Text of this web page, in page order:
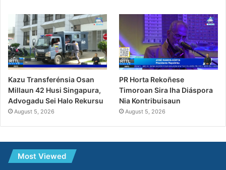
Kazu Transferénsia Osan
Millaun 42 Husi Singapura,
Advogadu Sei Halo Rekursu
August 5, 2026
PR Horta Rekoñese
Timoroan Sira Iha Diáspora
Nia Kontribuisaun
August 5, 2026
Most Viewed